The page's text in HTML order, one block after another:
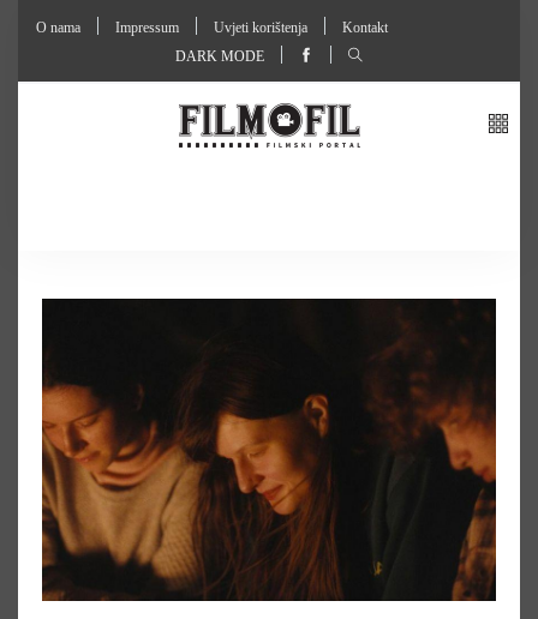
O nama Impressum Uvjeti korištenja
Kontakt
DARK MODE